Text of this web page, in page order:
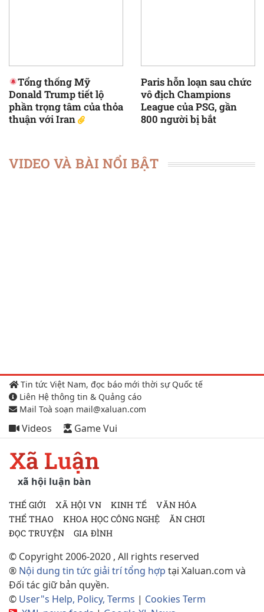
Tổng thống Mỹ
Donald Trump tiết lộ
phần trọng tâm của thỏa
thuận với Iran
Paris hỗn loạn sau chức
vô địch Champions
League của PSG, gần
800 người bị bắt
VIDEO VÀ BÀI NỔI BẬT
Tin tức Việt Nam, đọc báo mới thời sự Quốc tế
Liên Hệ thông tin & Quảng cáo
Mail Toà soạn mail@xaluan.com
Videos Game Vui
Xã Luận
xã hội luận bàn
THẾ GIỚI XÃ HỘI VN KINH TẾ
VĂN HÓA
THỂ THAO
KHOA HỌC CÔNG NGHỆ
ĂN CHƠI
ĐỌC TRUYỆN
GIA ĐÌNH
© Copyright 2006-2020 , All rights reserved
® Nội dung tin tức giải trí tổng hợp tại Xaluan.com và
Đối tác giữ bản quyền.
© User"s Help, Policy, Terms | Cookies Term